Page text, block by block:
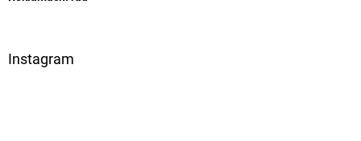
Instagram